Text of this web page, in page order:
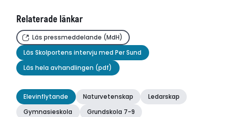
Relaterade länkar
Läs pressmeddelande (MdH)
Läs Skolportens intervju med Per Sund
Läs hela avhandlingen (pdf)
Elevinflytande Naturvetenskap
Ledarskap
Gymnasieskola
Grundskola 7-9